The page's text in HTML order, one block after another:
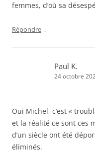
femmes, d’où sa
Répondre ↓
Paul K.
24 octobre
Oui Michel, c’est «
et la réalité ce sont ces
d’un siècle ont été
éliminés.